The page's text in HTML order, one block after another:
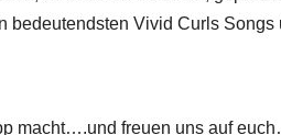
bedeutendsten Vivid Curls Songs
macht….und freuen uns auf